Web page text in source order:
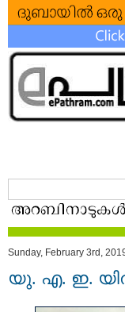
Sunday, February 3rd,
യു. എ. ഇ.